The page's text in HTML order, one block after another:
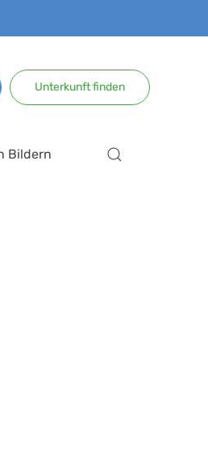
Unterkunft finden
Bildern